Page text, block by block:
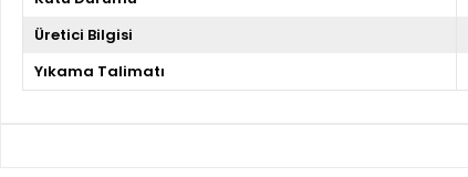
Üretici Bilgisi
Yıkama Talimatı